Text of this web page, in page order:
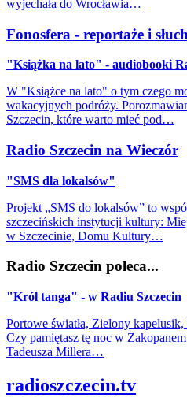
wyjechała do Wrocławia…
Fonosfera - reportaże i
"Książka na lato" - audiobooki
W "Książce na lato" o tym czego
wakacyjnych podróży.
Szczecin, które warto mieć pod…
Radio Szczecin na Wieczór
"SMS dla lokalsów"
Projekt „SMS do lokalsów” to
szczecińskich instytucji kultury:
w Szczecinie, Domu Kultury…
Radio Szczecin poleca...
"Król tanga" - w Radiu Szczecin
Portowe światła, Zielony
Czy pamiętasz tę noc w
Tadeusza Millera…
radioszczecin.tv